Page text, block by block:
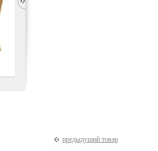
предыдущий товар